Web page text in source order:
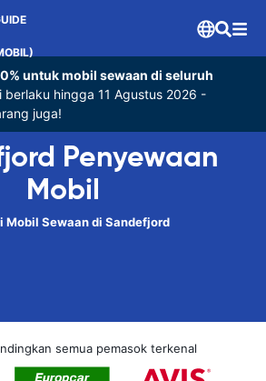
untuk mobil sewaan di seluruh
berlaku hingga 11 Agustus 2026 -
juga!
Penyewaan
Mobil
Mobil Sewaan di Sandefjord
semua pemasok terkenal